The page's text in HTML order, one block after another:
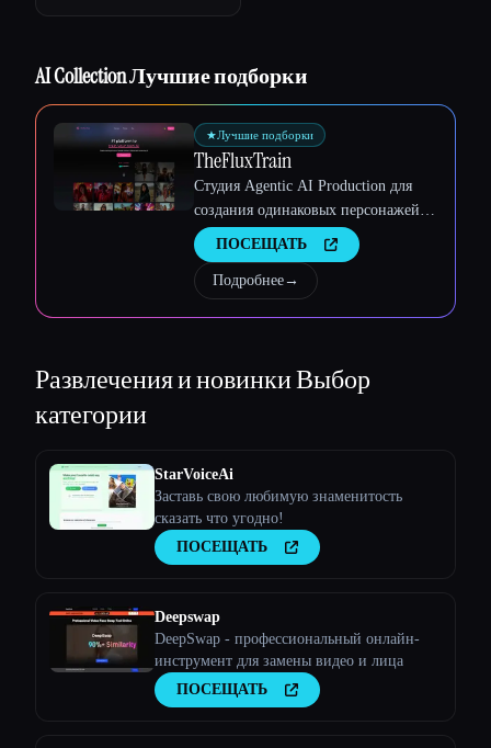
AI Collection Лучшие подборки
★Лучшие подборки
TheFluxTrain
Студия Agentic AI Production для
создания одинаковых персонажей,
рабочих процессов и видео
ПОСЕЩАТЬ
Подробнее→
Развлечения и новинкиВыбор
категории
StarVoiceAi
Заставь свою любимую знаменитость
сказать что угодно!
ПОСЕЩАТЬ
Deepswap
DeepSwap - профессиональный онлайн-
инструмент для замены видео и лица
ПОСЕЩАТЬ